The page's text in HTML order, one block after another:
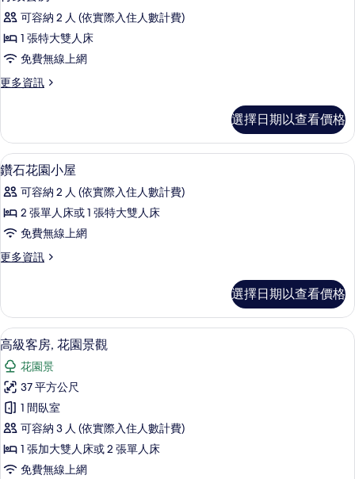
示
行
政
房
所
有
相
片
可容納 2 人 (依實際入住人數計費)
1 張特大雙人床
免費無線上網
更多資訊
更
套
房
的
詳
情
選擇日期以查看價格
顯
示
鑽
石
園
屋
的
所
有
相
片
迷你吧、書桌、遮光布/窗簾、免費搖
25
鑽石花園小屋
可容納 2 人 (依實際入住人數計費)
2 張單人床或 1 張特大雙人床
免費無線上網
更多資訊
更
花
園
小
屋
的
詳
情
選擇日期以查看價格
顯
示
高
級
客
房,
花
高級客房, 花園景觀 | 迷你吧、書桌
10
高級客房, 花園景觀
花園景
37 平方公尺
1 間臥室
可容納 3 人 (依實際入住人數計費)
1 張加大雙人床或 2 張單人床
免費無線上網